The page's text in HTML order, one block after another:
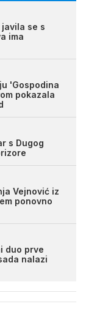
se s
ima
'Gospodina
pokazala
s Dugog
Vejnović iz
ponovno
duo prve
nalazi